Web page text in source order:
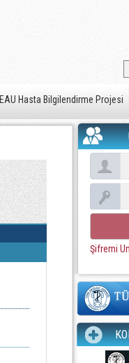
EAU Hasta Bilgilendirme Projesi
Şifremi